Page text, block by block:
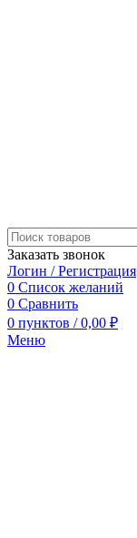
Заказать звонок
Логин / Регистрация
0 Список желаний
0 Сравнить
0 пунктов / 0,00 ₽
Меню